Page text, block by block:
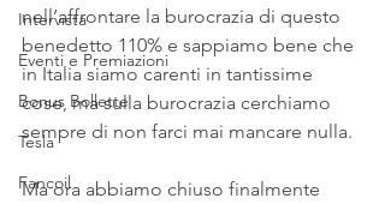
Intervista
Eventi e Premiazioni
Bonus Bollette
Tesla
Fancoil
nell’affrontare la burocrazia di questo
benedetto 110% e sappiamo bene che
in Italia siamo carenti in tantissime
cose, ma sulla burocrazia cerchiamo
sempre di non farci mai mancare nulla.
Ma ora abbiamo chiuso finalmente